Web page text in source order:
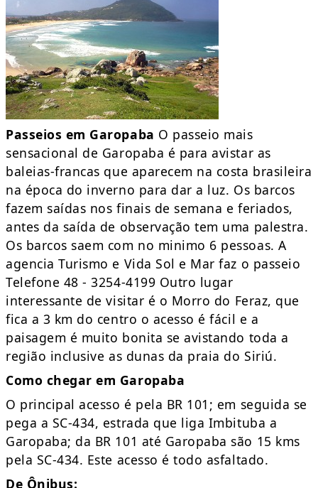
Passeios em Garopaba O passeio mais
sensacional de Garopaba é para avistar as
baleias-francas que aparecem na costa brasileira
na época do inverno para dar a luz. Os barcos
fazem saídas nos finais de semana e feriados,
antes da saída de observação tem uma palestra.
Os barcos saem com no minimo 6 pessoas. A
agencia Turismo e Vida Sol e Mar faz o passeio
Telefone 48 - 3254-4199 Outro lugar
interessante de visitar é o Morro do Feraz, que
fica a 3 km do centro o acesso é fácil e a
paisagem é muito bonita se avistando toda a
região inclusive as dunas da praia do Siriú.
Como chegar em Garopaba
O principal acesso é pela BR 101; em seguida se
pega a SC-434, estrada que liga Imbituba a
Garopaba; da BR 101 até Garopaba são 15 kms
pela SC-434. Este acesso é todo asfaltado.
De Ônibus: